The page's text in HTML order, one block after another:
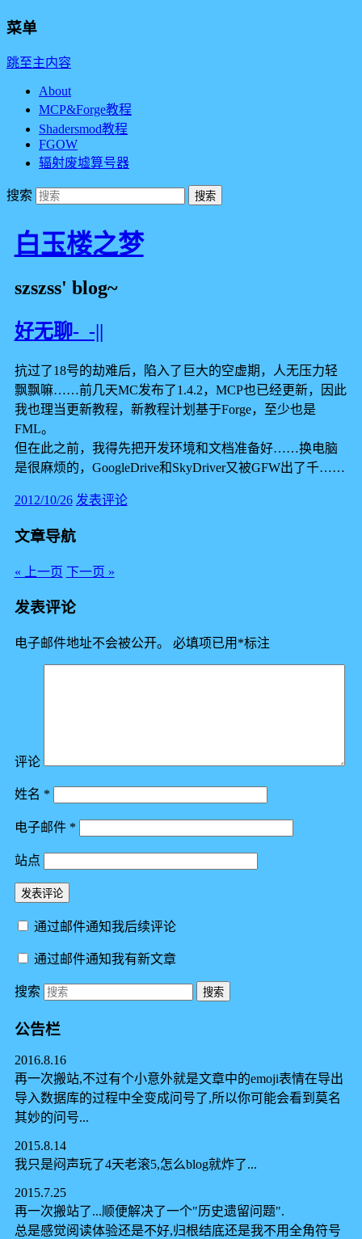
菜单
跳至主内容
About
MCP&Forge教程
Shadersmod教程
FGOW
辐射废墟算号器
搜索
白玉楼之梦
szszss' blog~
好无聊-_-||
抗过了18号的劫难后，陷入了巨大的空虚期，人无压力轻
飘飘嘛……前几天MC发布了1.4.2，MCP也已经更新，因此
我也理当更新教程，新教程计划基于Forge，至少也是
FML。
但在此之前，我得先把开发环境和文档准备好……换电脑
是很麻烦的，GoogleDrive和SkyDriver又被GFW出了千……
2012/10/26 发表评论
文章导航
« 上一页 下一页 »
发表评论
电子邮件地址不会被公开。 必填项已用 *标注
评论
姓名 *
电子邮件 *
站点
通过邮件通知我后续评论
通过邮件通知我有新文章
搜索
公告栏
2016.8.16
再一次搬站,不过有个小意外就是文章中的emoji表情在导出
导入数据库的过程中全变成问号了,所以你可能会看到莫名
其妙的问号...
2015.8.14
我只是闷声玩了4天老滚5,怎么blog就炸了...
2015.7.25
再一次搬站了...顺便解决了一个"历史遗留问题".
总是感觉阅读体验还是不好,归根结底还是我不用全角符号